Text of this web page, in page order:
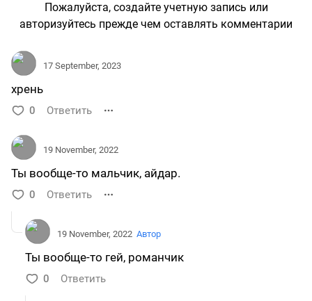
Пожалуйста, создайте учетную запись или
авторизуйтесь прежде чем оставлять комментарии
17 September, 2023
хрень
0 Ответить
19 November, 2022
Ты вообще-то мальчик, айдар.
0 Ответить
19 November, 2022 Автор
Ты вообще-то гей, романчик
0 Ответить